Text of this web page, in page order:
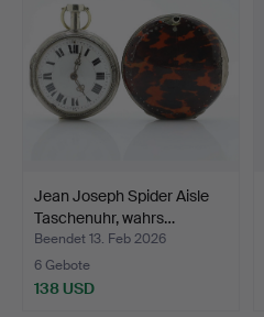
Jean Joseph Spider Aisle
Taschenuhr, wahrs…
Beendet 13. Feb 2026
6 Gebote
138 USD